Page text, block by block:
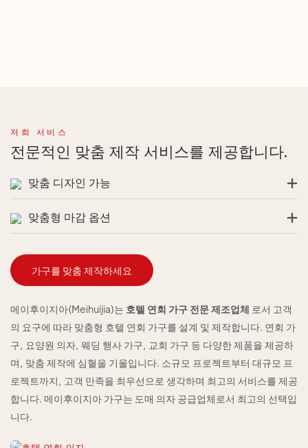
저희 서비스
전문적인 맞춤 제작 서비스를 제공합니다.
맞춤 디자인 가능
맞춤형 마감 옵션
가구를 맞춤 제작하세요
메이후이지아(Meihuijia)는 호텔 연회 가구 전문 제조업체 로서 고객
의 요구에 따라 맞춤형 호텔 연회 가구를 설계 및 제작합니다. 연회 가
구, 요양원 의자, 웨딩 행사 가구, 교회 가구 등 다양한 제품을 제공하
며, 맞춤 제작에 심혈을 기울입니다. 소규모 프로젝트부터 대규모 프
로젝트까지, 고객 만족을 최우선으로 생각하며 최고의 서비스를 제공
합니다. 메이후이지아 가구는 도매 의자 공급업체로서 최고의 선택입
니다.